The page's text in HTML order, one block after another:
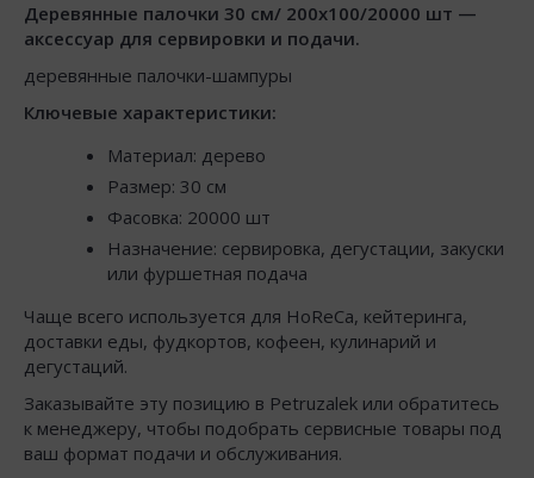
Деревянные палочки 30 см/ 200х100/20000 шт —
аксессуар для сервировки и подачи.
деревянные палочки-шампуры
Ключевые характеристики:
Материал: дерево
Размер: 30 см
Фасовка: 20000 шт
Назначение: сервировка, дегустации, закуски
или фуршетная подача
Чаще всего используется для HoReCa, кейтеринга,
доставки еды, фудкортов, кофеен, кулинарий и
дегустаций.
Заказывайте эту позицию в Petruzalek или обратитесь
к менеджеру, чтобы подобрать сервисные товары под
ваш формат подачи и обслуживания.